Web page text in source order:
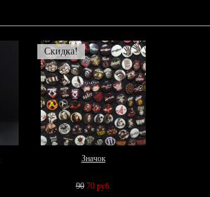
Скидка!
Значок
90 70 руб.